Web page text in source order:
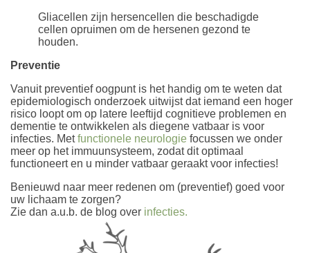
Gliacellen zijn hersencellen die beschadigde
cellen opruimen om de hersenen gezond te
houden.
Preventie
Vanuit preventief oogpunt is het handig om te weten dat
epidemiologisch onderzoek uitwijst dat iemand een hoger
risico loopt om op latere leeftijd cognitieve problemen en
dementie te ontwikkelen als diegene vatbaar is voor
infecties. Metfunctionele neurologie focussen we onder
meer op het immuunsysteem, zodat dit optimaal
functioneert en u minder vatbaar geraakt voor infecties!
Benieuwd naar meer redenen om (preventief) goed voor
uw lichaam te zorgen?
Zie dan a.u.b. de blog over infecties.